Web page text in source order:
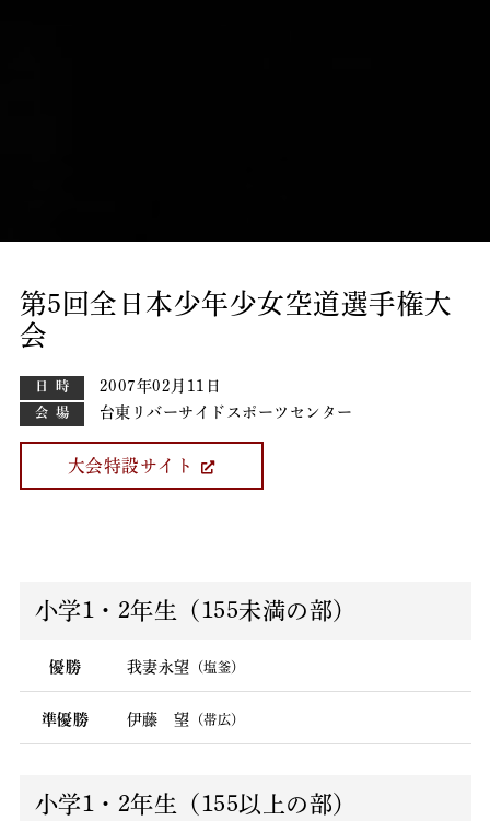
第5回全日本少年少女空道選手権大
会
日時 2007年02月11日
会場 台東リバーサイドスポーツセンター
大会特設サイト
小学1・2年生（155未満の部）
優勝 我妻永望 （塩釜）
準優勝 伊藤 望 （帯広）
小学1・2年生（155以上の部）